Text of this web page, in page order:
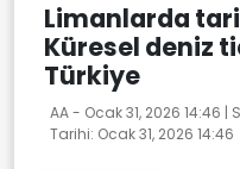
Limanlarda
Küresel deniz
Türkiye
AA - Ocak 31, 2026 14:46 |
Tarihi: Ocak 31, 2026 14:46